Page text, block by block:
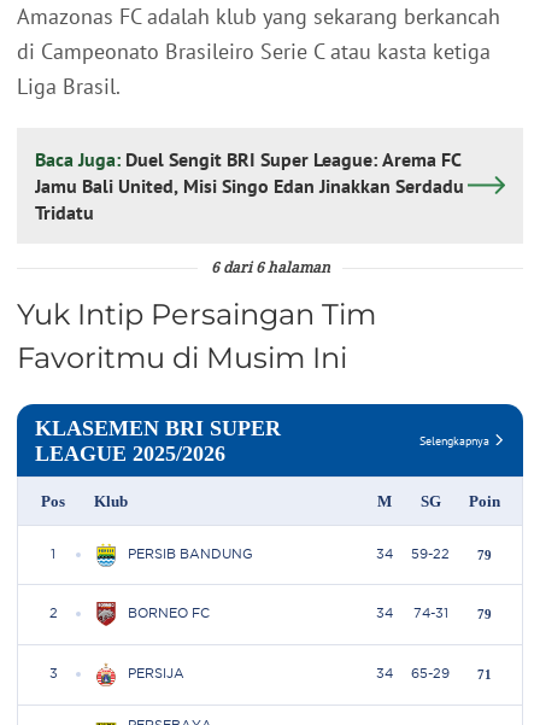
Amazonas FC adalah klub yang sekarang berkancah
di Campeonato Brasileiro Serie C atau kasta ketiga
Liga Brasil.
Baca Juga: Duel Sengit BRI Super League: Arema FC
Jamu Bali United, Misi Singo Edan Jinakkan Serdadu
Tridatu
6 dari 6 halaman
Yuk Intip Persaingan Tim
Favoritmu di Musim Ini